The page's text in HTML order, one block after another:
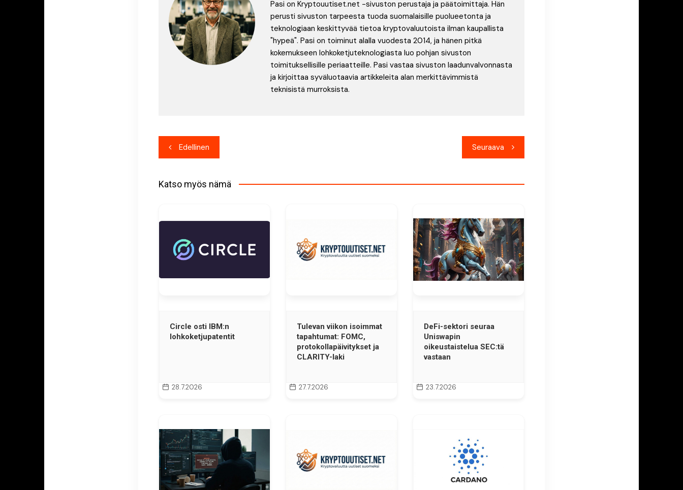
Pasi on Kryptouutiset.net -sivuston perustaja ja päätoimittaja. Hän
perusti sivuston tarpeesta tuoda suomalaisille puolueetonta ja
teknologiaan keskittyvää tietoa kryptovaluutoista ilman kaupallista
"hypeä". Pasi on toiminut alalla vuodesta 2014, ja hänen pitkä
kokemukseen lohkoketjuteknologiasta luo pohjan sivuston
toimituksellisille periaatteille. Pasi vastaa sivuston laadunvalvonnasta
ja kirjoittaa syväluotaavia artikkeleita alan merkittävimmistä
teknisistä murroksista.
Artikkelien
selaus
Edellinen Seuraava
Katso myös nämä
Circle osti IBM:n
lohkoketjupatentit
28.7.2026
Tulevan viikon isoimmat
tapahtumat: FOMC,
protokollapäivitykset ja
CLARITY-laki
27.7.2026
DeFi-sektori seuraa
Uniswapin
oikeustaistelua SEC:tä
vastaan
23.7.2026